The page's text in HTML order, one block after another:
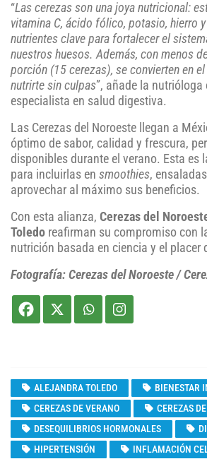
“Las cerezas son una joya nutricional:
vitamina C, ácido fólico, potasio, hierro
nutrientes clave para fortalecer el
nuestros huesos. Además, con menos
porción (15 cerezas), se convierten en
nutrirte sin culpas”, añade la nutrióloga
especialista en salud digestiva.
Las Cerezas del Noroeste llegan a
óptimo de sabor, calidad y frescura,
disponibles durante el verano. Esta es
para incluirlas en smoothies,
aprovechar al máximo sus beneficios.
Con esta alianza, Cerezas del
Toledo reafirman su compromiso con
nutrición basada en ciencia y el placer
Fotografía: Cerezas del Noroeste /
ALEJANDRA TOLEDO
BIENESTAR
CEREZAS DE VERANO
CEREZAS
DESEQUILIBRIOS HORMONALES
HIPERTENSIÓN
INFLAMACIÓN